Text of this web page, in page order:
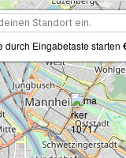
durch Eingabetaste starten